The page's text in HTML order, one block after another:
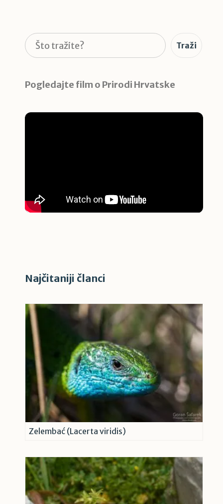
Pretraga Traži
Pogledajte film o Prirodi Hrvatske
Najčitaniji članci
Zelembać (Lacerta viridis)